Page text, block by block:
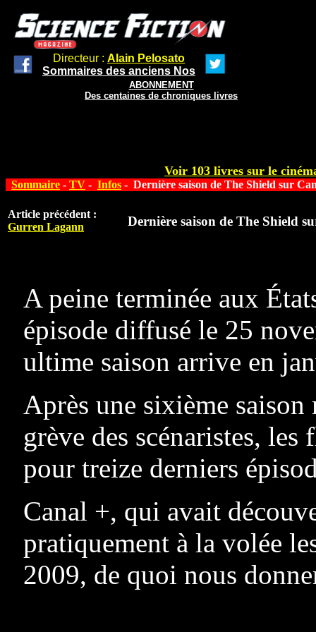
Directeur : Alain Pelosato
Sommaires des anciens Nos
ABONNEMENT
Des centaines de chroniques livres
Voir 103 livres sur le
Sommaire - TV - Infos - Dernière saison de The Shield sur
Article précédent :
Gurren Lagann
Dernière saison de The Shield
A peine terminée aux
épisode diffusé le 25
ultime saison arrive en
Après une sixième
grève des scénaristes,
pour treize derniers
Canal +, qui avait
pratiquement à la volée
2009, de quoi nous